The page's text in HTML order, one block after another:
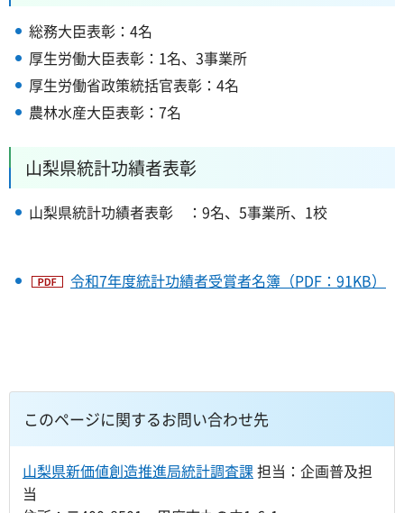
総務大臣表彰：4名
厚生労働大臣表彰：1名、3事業所
厚生労働省政策統括官表彰：4名
農林水産大臣表彰：7名
山梨県統計功績者表彰
山梨県統計功績者表彰 ：9名、5事業所、1校
令和7年度統計功績者受賞者名簿（PDF：91KB）
このページに関するお問い合わせ先
山梨県新価値創造推進局統計調査課 担当：企画普及担
当